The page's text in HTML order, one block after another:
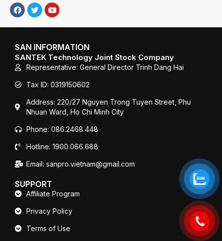
F
a
c
e
o
o
k
T
w
i
t
e
r
Y
o
u
T
b
e
SAN INFORMATION
SANTEK Technology Joint Stock Company
Representative: General Director Trinh Dang Hai
Tax ID: 0319150602
Address: 220/27 Nguyen Trong Tuyen Street, Phu
Nhuan Ward, Ho Chi Minh City
Phone: 086.2468.448
Hotline: 1900.066.688
Email: sanpro.vietnam@gmail.com
SUPPORT
Affiliate Program
Privacy Policy
Terms of Use